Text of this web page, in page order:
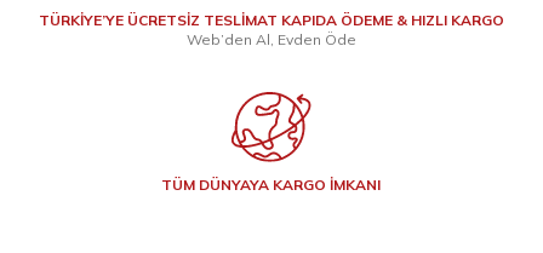
TÜRKİYE’YE ÜCRETSİZ TESLİMAT KAPIDA ÖDEME & HIZLI KARGO
Web’den Al, Evden Öde
TÜM DÜNYAYA KARGO İMKANI